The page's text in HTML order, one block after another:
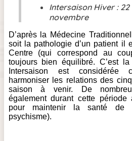
Intersaison Hiver :
novembre
D’après la Médecine
soit la pathologie d’un patient il
Centre (qui correspond au
toujours bien équilibré. C’est
Intersaison est considérée
harmoniser les relations des
saison à venir. De
également durant cette
pour maintenir la santé de
psychisme).